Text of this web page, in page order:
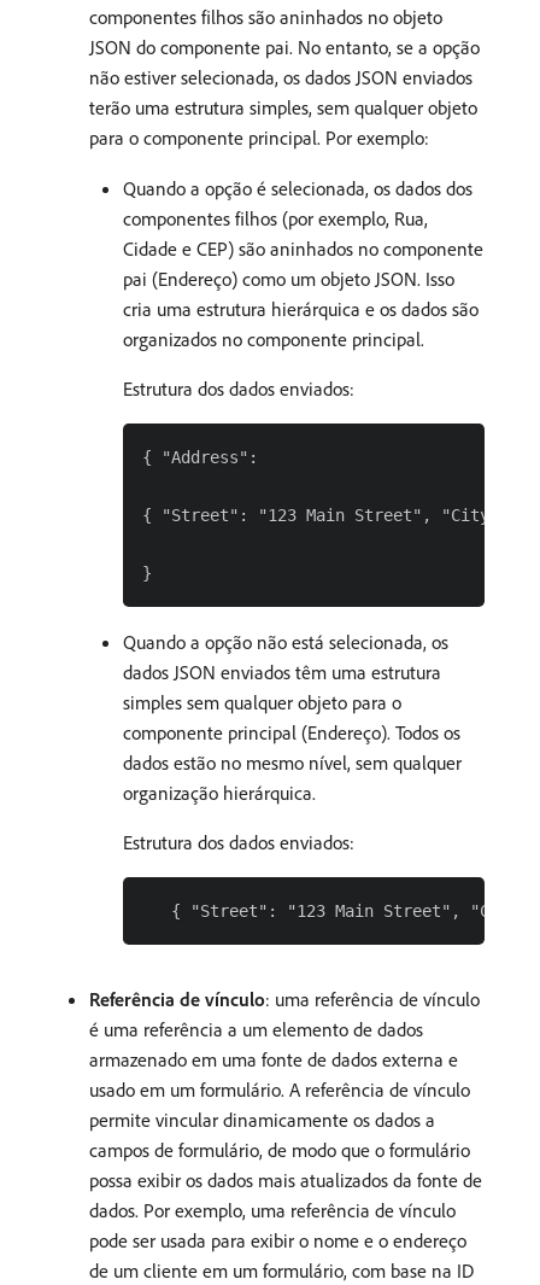
componentes filhos são aninhados no objeto
JSON do componente pai. No entanto, se a opção
não estiver selecionada, os dados JSON enviados
terão uma estrutura simples, sem qualquer objeto
para o componente principal. Por exemplo:
Quando a opção é selecionada, os dados dos
componentes filhos (por exemplo, Rua,
Cidade e CEP) são aninhados no componente
pai (Endereço) como um objeto JSON. Isso
cria uma estrutura hierárquica e os dados são
organizados no componente principal.
Estrutura dos dados enviados:
{ "Address":
{ "Street": "123 Main Street", "City":
Quando a opção não está selecionada, os
dados JSON enviados têm uma estrutura
simples sem qualquer objeto para o
componente principal (Endereço). Todos os
dados estão no mesmo nível, sem qualquer
organização hierárquica.
Estrutura dos dados enviados:
Referência de vínculo: uma referência de vínculo
é uma referência a um elemento de dados
armazenado em uma fonte de dados externa e
usado em um formulário. A referência de vínculo
permite vincular dinamicamente os dados a
campos de formulário, de modo que o formulário
possa exibir os dados mais atualizados da fonte de
dados. Por exemplo, uma referência de vínculo
pode ser usada para exibir o nome e o endereço
de um cliente em um formulário, com base na ID